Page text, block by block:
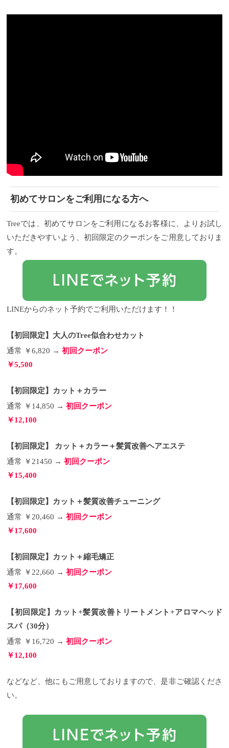
初めてサロンをご利用になる方へ
Treeでは、初めてサロンをご利用になるお客様に、よりお試し
いただきやすいよう、初回限定のクーポンをご用意しておりま
す。
LINEからのネット予約でご利用いただけます！！
【初回限定】大人のTree似合わせカット
通常 ￥6,820 → 初回クーポン
￥5,500
【初回限定】カット＋カラー
通常 ￥14,850 → 初回クーポン
￥12,100
【初回限定】 カット＋カラー＋髪質改善ヘアエステ
通常 ￥21450 → 初回クーポン
￥15,400
【初回限定】カット＋髪質改善チューニング
通常 ￥20,460 → 初回クーポン
￥17,600
【初回限定】カット＋縮毛矯正
通常 ￥22,660 → 初回クーポン
￥17,600
【初回限定】カット+髪質改善トリートメント+アロマヘッド
スパ（30分）
通常 ￥16,720 → 初回クーポン
￥12,100
などなど、他にもご用意しておりますので、是非ご確認くださ
い。